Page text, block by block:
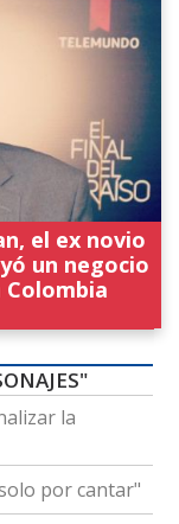
el ex novio
un negocio
la
por cantar"